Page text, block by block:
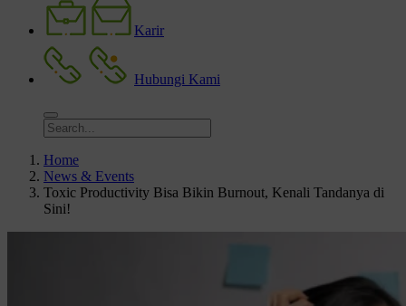
Karir
Hubungi Kami
Home
News & Events
Toxic Productivity Bisa Bikin Burnout, Kenali Tandanya di
Sini!